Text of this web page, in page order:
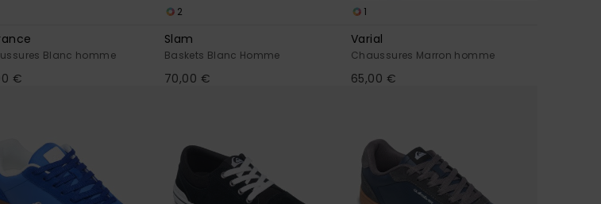
Blanc homme
€
2
Slam
Baskets Blanc Homme
70,00 €
1
Varial
Chaussures Marron homme
65,00 €